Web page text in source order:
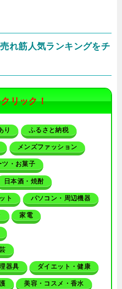
れ筋人気ランキングをチ
リック！
り ふるさと納税
メンズファッション
ツ・お菓子
日本酒・焼酎
ト パソコン・周辺機器
家電
器具 ダイエット・健康
美容・コスメ・香水